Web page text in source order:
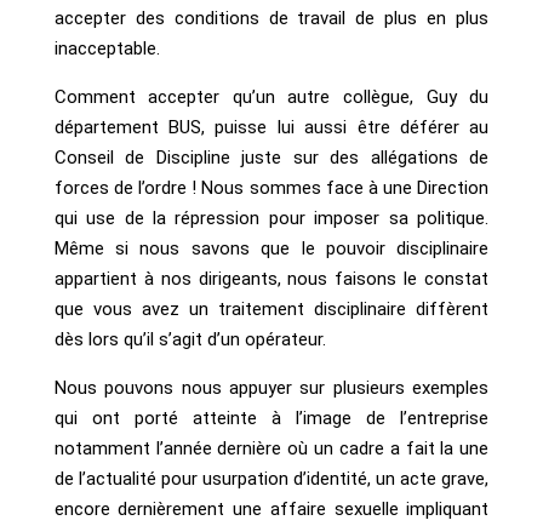
accepter des conditions de travail de plus en plus
inacceptable.
Comment accepter qu’un autre collègue, Guy du
département BUS, puisse lui aussi être déférer au
Conseil de Discipline juste sur des allégations de
forces de l’ordre ! Nous sommes face à une Direction
qui use de la répression pour imposer sa politique.
Même si nous savons que le pouvoir disciplinaire
appartient à nos dirigeants, nous faisons le constat
que vous avez un traitement disciplinaire diffèrent
dès lors qu’il s’agit d’un opérateur.
Nous pouvons nous appuyer sur plusieurs exemples
qui ont porté atteinte à l’image de l’entreprise
notamment l’année dernière où un cadre a fait la une
de l’actualité pour usurpation d’identité, un acte grave,
encore dernièrement une affaire sexuelle impliquant